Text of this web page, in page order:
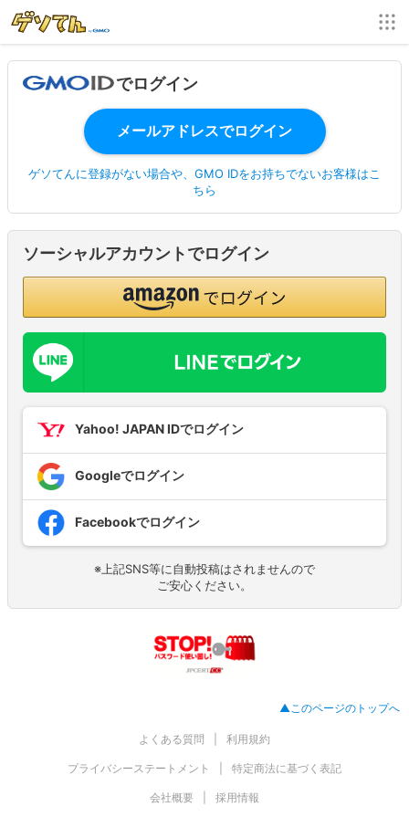
でログイン
ゲソてんに登録がない場合や、GMO IDをお持ちでないお客様はこ
ちら
ソーシャルアカウントでログイン
Yahoo! JAPAN IDでログイン
Googleでログイン
Facebookでログイン
※上記SNS等に自動投稿はされませんので
ご安心ください。
▲このページのトップへ
よくある質問 利用規約
プライバシーステートメント 特定商法に基づく表記
会社概要 採用情報